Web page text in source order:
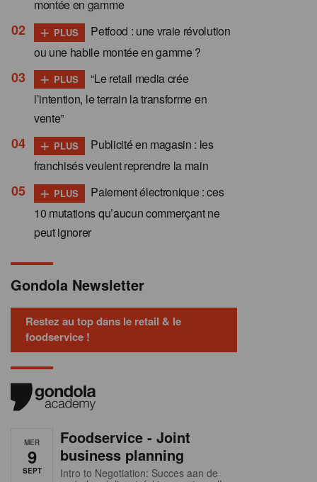
montée en gamme
+ PLUS
Petfood : une vraie révolution
ou une habile montée en gamme ?
+ PLUS
“Le retail media crée
l’intention, le terrain la transforme en
vente”
+ PLUS
Publicité en magasin : les
franchisés veulent reprendre la main
+ PLUS
Paiement électronique : ces
10 mutations qu’aucun commerçant ne
peut ignorer
Gondola Newsletter
Restez au top dans le retail & le
foodservice !
MER
9
SEPT
Foodservice - Joint
business planning
Intro to Negotiation: Succes aan de